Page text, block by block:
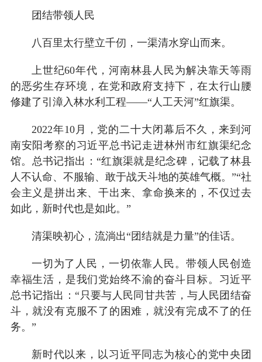
团结带领人民
八百里太行壁立千仞，一渠清水穿山而来。
上世纪60年代，河南林县人民为解决靠天等雨
的恶劣生存环境，在党和政府支持下，在太行山腰
修建了引漳入林水利工程——“人工天河”红旗渠。
2022年10月，党的二十大闭幕后不久，来到河
南安阳考察的习近平总书记走进林州市红旗渠纪念
馆。总书记指出：“红旗渠就是纪念碑，记载了林县
人不认命、不服输、敢于战天斗地的英雄气概。”“社
会主义是拼出来、干出来、拿命换来的，不仅过去
如此，新时代也是如此。”
清渠映初心，流淌出“团结就是力量”的佳话。
一切为了人民，一切依靠人民。带领人民创造
幸福生活，是我们党始终不渝的奋斗目标。习近平
总书记指出：“只要与人民同甘共苦，与人民团结奋
斗，就没有克服不了的困难，就没有完成不了的任
务。”
新时代以来，以习近平同志为核心的党中央团